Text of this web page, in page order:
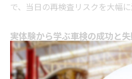
で、当日の再検査リスクを大幅に
実体験から学ぶ車検の成功と
車検の成功事例として、事前点
ことで一度で合格できたケース